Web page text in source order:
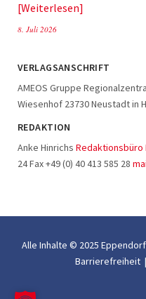
Weiterlesen
8. Juli 2026
VERLAGSANSCHRIFT
AMEOS Gruppe
Wiesenhof 23730 Neustadt in
REDAKTION
Anke Hinrichs Redaktionsbüro
24 Fax +49 (0) 40 413 585 28
Alle Inhalte © 2025
Barrierefreiheit |